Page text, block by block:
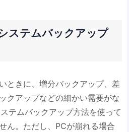
ステムバックアップ
ときに、増分バックアップ、差
クアップなどの細かい需要がな
テムバックアップ方法を使って
ん。ただし、PCが崩れる場合